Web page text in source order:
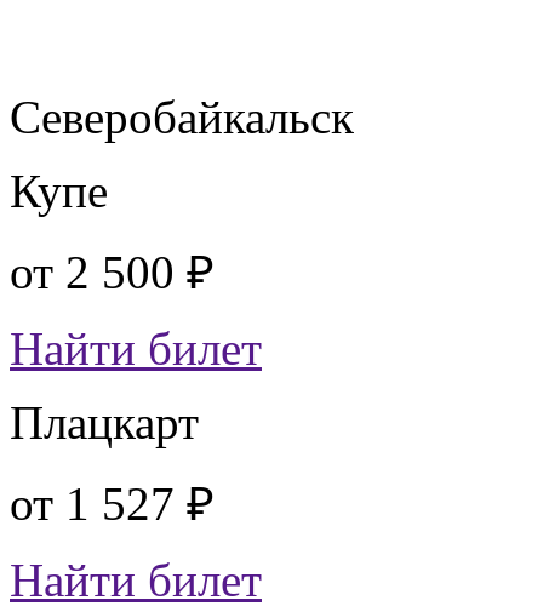
Северобайкальск
Купе
от 2 500 ₽
Найти билет
Плацкарт
от 1 527 ₽
Найти билет